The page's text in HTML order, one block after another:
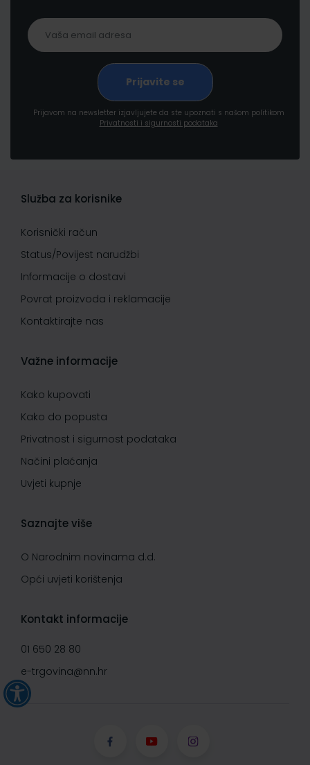
Prijavom na newsletter izjavljujete da ste upoznati s našom politikom
Privatnosti i sigurnosti podataka
Služba za korisnike
Korisnički račun
Status/Povijest narudžbi
Informacije o dostavi
Povrat proizvoda i reklamacije
Kontaktirajte nas
Važne informacije
Kako kupovati
Kako do popusta
Privatnost i sigurnost podataka
Načini plaćanja
Uvjeti kupnje
Saznajte više
O Narodnim novinama d.d.
Opći uvjeti korištenja
Kontakt informacije
01 650 28 80
e-trgovina@nn.hr